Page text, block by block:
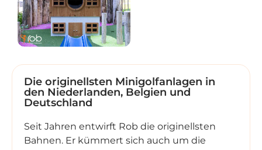
Die originellsten Minigolfanlagen in
den Niederlanden, Belgien und
Deutschland
Seit Jahren entwirft Rob die originellsten
Bahnen. Er kümmert sich auch um die